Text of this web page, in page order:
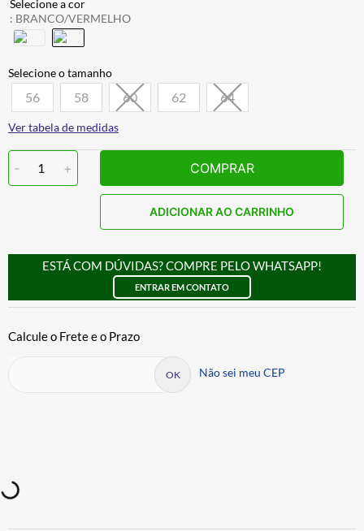
: BRANCO/VERMELHO
56 58 60 62 64
Ver tabela de medidas
- 1 + COMPRAR
ADICIONAR AO CARRINHO
ESTÁ COM DÚVIDAS? COMPRE PELO WHATSAPP!
ENTRAR EM CONTATO
Não sei meu CEP